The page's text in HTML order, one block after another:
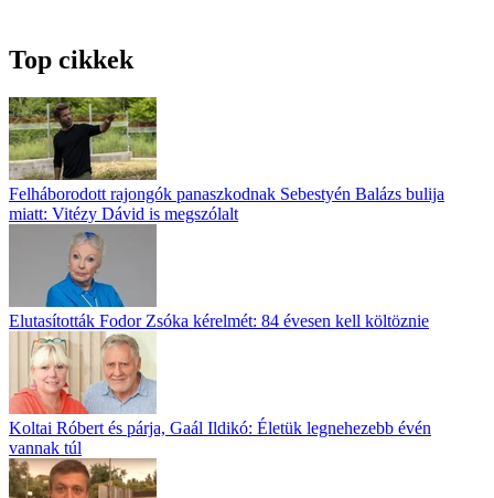
Top cikkek
Felháborodott rajongók panaszkodnak Sebestyén Balázs bulija
miatt: Vitézy Dávid is megszólalt
Elutasították Fodor Zsóka kérelmét: 84 évesen kell költöznie
Koltai Róbert és párja, Gaál Ildikó: Életük legnehezebb évén
vannak túl